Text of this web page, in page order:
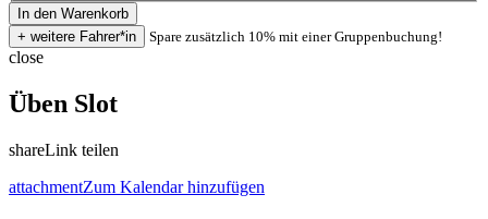
Spare zusätzlich 10% mit einer Gruppenbuchung!
close
Üben Slot
shareLink teilen
attachmentZum Kalendar hinzufügen